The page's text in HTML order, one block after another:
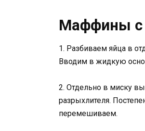
Маффины с
1. Разбиваем яйца в
Вводим в жидкую
2. Отдельно в миску
разрыхлителя.
перемешиваем.